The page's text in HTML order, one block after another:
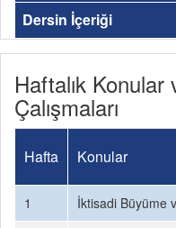
Dersin İçeriği
Haftalık Konular
Çalışmaları
Hafta Konular
1
İktisadi Büyüme